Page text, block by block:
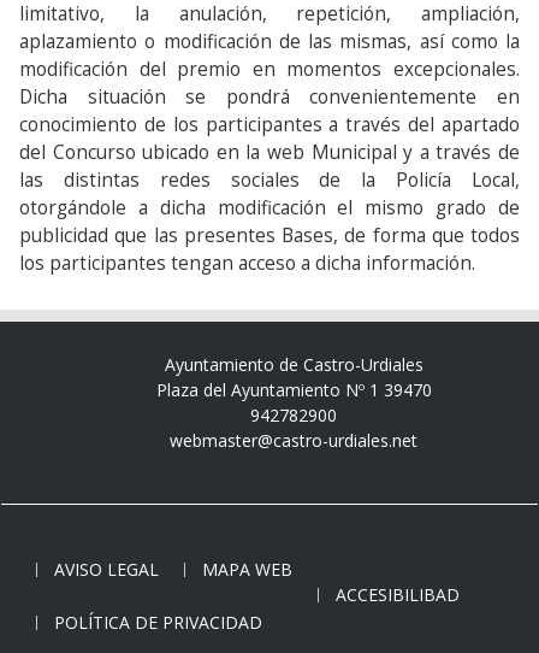
limitativo, la anulación, repetición, ampliación,
aplazamiento o modificación de las mismas, así como la
modificación del premio en momentos excepcionales.
Dicha situación se pondrá convenientemente en
conocimiento de los participantes a través del apartado
del Concurso ubicado en la web Municipal y a través de
las distintas redes sociales de la Policía Local,
otorgándole a dicha modificación el mismo grado de
publicidad que las presentes Bases, de forma que todos
los participantes tengan acceso a dicha información.
Ayuntamiento de Castro-Urdiales
Plaza del Ayuntamiento Nº 1 39470
942782900
webmaster@castro-urdiales.net
AVISO LEGAL
MAPA WEB
ACCESIBILIBAD
POLÍTICA DE PRIVACIDAD